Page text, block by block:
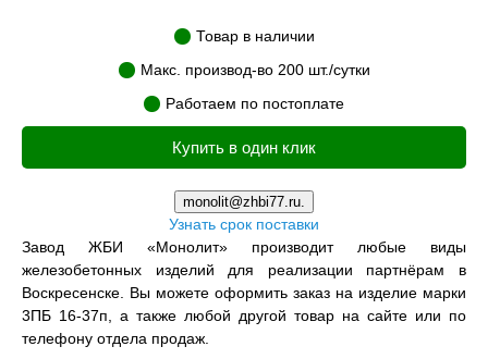
Товар в наличии
Макс. производ-во 200 шт./сутки
Работаем по постоплате
Купить в один клик
monolit@zhbi77.ru.
Узнать срок поставки
Завод ЖБИ «Монолит» производит любые виды
железобетонных изделий для реализации партнёрам в
Воскресенске. Вы можете оформить заказ на изделие марки
3ПБ 16-37п, а также любой другой товар на сайте или по
телефону отдела продаж.